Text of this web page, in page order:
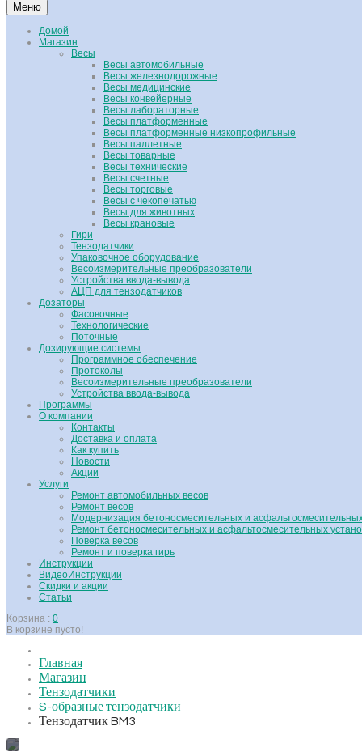
Меню
Домой
Магазин
Весы
Весы автомобильные
Весы железнодорожные
Весы медицинские
Весы конвейерные
Весы лабораторные
Весы платформенные
Весы платформенные низкопрофильные
Весы паллетные
Весы товарные
Весы технические
Весы счетные
Весы торговые
Весы с чекопечатью
Весы для животных
Весы крановые
Гири
Тензодатчики
Упаковочное оборудование
Весоизмерительные преобразователи
Устройства ввода-вывода
АЦП для тензодатчиков
Дозаторы
Фасовочные
Технологические
Поточные
Дозирующие системы
Программное обеспечение
Протоколы
Весоизмерительные преобразователи
Устройства ввода-вывода
Программы
О компании
Контакты
Доставка и оплата
Как купить
Новости
Акции
Услуги
Ремонт автомобильных весов
Ремонт весов
Модернизация бетоносмесительных и
Ремонт бетоносмесительных и асфальтосмесительных
Поверка весов
Ремонт и поверка гирь
Инструкции
ВидеоИнструкции
Скидки и акции
Статьи
Корзина : 0
В корзине пусто!
Главная
Магазин
Тензодатчики
S-образные тензодатчики
Тензодатчик BM3